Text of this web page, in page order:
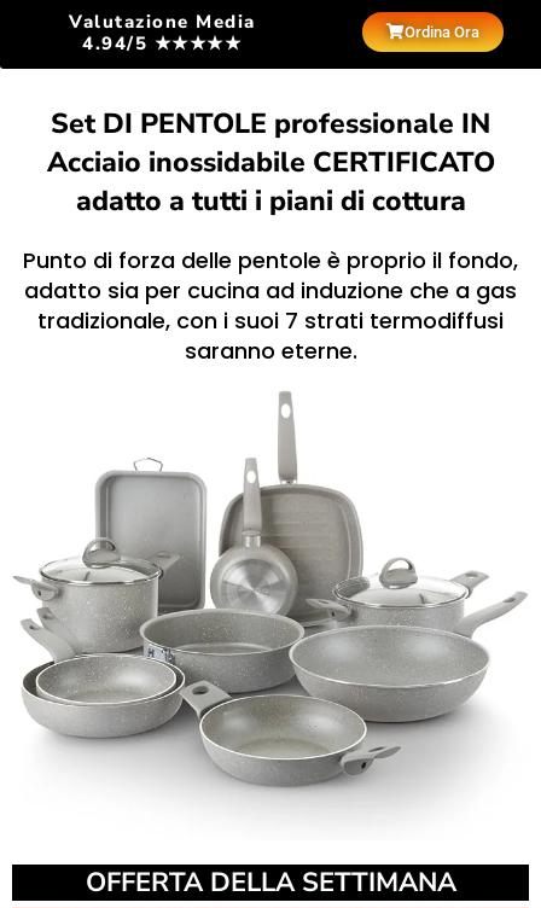
Valutazione Media
4.94/5 ★★★★★
Ordina Ora
Set DI PENTOLE professionale IN
Acciaio inossidabile CERTIFICATO
adatto a tutti i piani di cottura
Punto di forza delle pentole è proprio il fondo,
adatto sia per cucina ad induzione che a gas
tradizionale, con i suoi 7 strati termodiffusi
saranno eterne.
OFFERTA DELLA SETTIMANA